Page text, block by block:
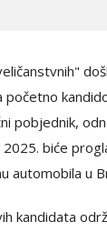
početno
pobjednik,
biće
automobila u
kandidata